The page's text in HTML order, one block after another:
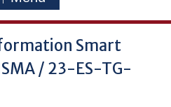
Smart
/ 23-ES-TG-